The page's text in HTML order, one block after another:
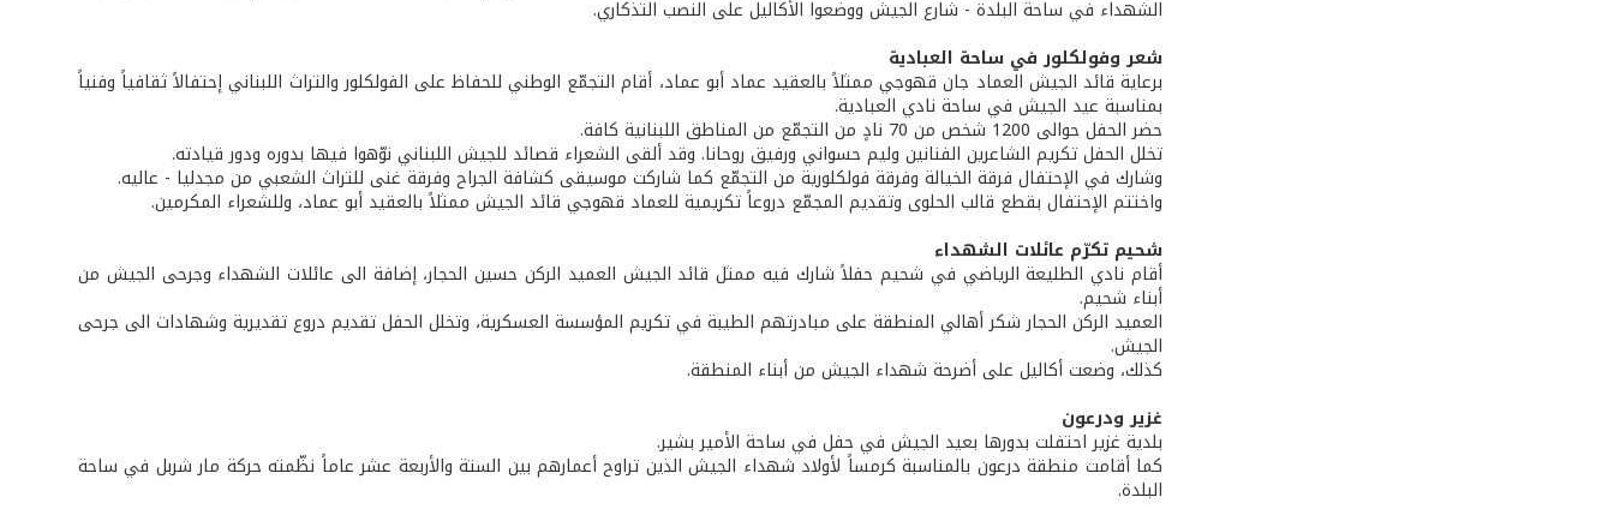
الشهداء في ساحة البلدة - شارع الجيش ووضعوا الأكاليل على النصب التذكاري.
شعر وفولكلور في ساحة العبادية
برعاية قائد الجيش العماد جان قهوجي ممثلاً بالعقيد عماد أبو عماد، أقام التجمّع الوطني للحفاظ على الفولكلور والتراث اللبناني إحتفالاً ثقافياً وفنياً
بمناسبة عيد الجيش في ساحة نادي العبادية.
حضر الحفل حوالى 1200 شخص من 70 نادٍ من التجمّع من المناطق اللبنانية كافة.
تخلل الحفل تكريم الشاعرين الفنانين وليم حسواني ورفيق روحانا. وقد ألقى الشعراء قصائد للجيش اللبناني نوّهوا فيها بدوره ودور قيادته.
وشارك في الإحتفال فرقة الخيالة وفرقة فولكلورية من التجمّع كما شاركت موسيقى كشافة الجراح وفرقة غنى للتراث الشعبي من مجدليا - عاليه.
واختتم الإحتفال بقطع قالب الحلوى وتقديم المجمّع دروعاً تكريمية للعماد قهوجي قائد الجيش ممثلاً بالعقيد أبو عماد، وللشعراء المكرمين.
شحيم تكرّم عائلات الشهداء
أقام نادي الطليعة الرياضي في شحيم حفلاً شارك فيه ممثل قائد الجيش العميد الركن حسين الحجار، إضافة الى عائلات الشهداء وجرحى الجيش من
أبناء شحيم.
العميد الركن الحجار شكر أهالي المنطقة على مبادرتهم الطيبة في تكريم المؤسسة العسكرية، وتخلل الحفل تقديم دروع تقديرية وشهادات الى جرحى
الجيش.
كذلك، وضعت أكاليل على أضرحة شهداء الجيش من أبناء المنطقة.
غزير ودرعون
بلدية غزير احتفلت بدورها بعيد الجيش في حفل في ساحة الأمير بشير.
كما أقامت منطقة درعون بالمناسبة كرمساً لأولاد شهداء الجيش الذين تراوح أعمارهم بين الستة والأربعة عشر عاماً نظّمته حركة مار شربل في ساحة
البلدة.